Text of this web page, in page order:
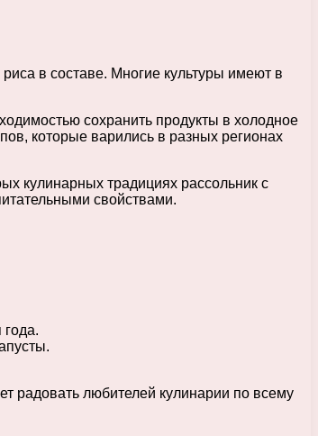
в составе. Многие культуры имеют в
сохранить продукты в холодное
которые варились в разных регионах
кулинарных традициях рассольник с
свойствами.
радовать любителей кулинарии по всему